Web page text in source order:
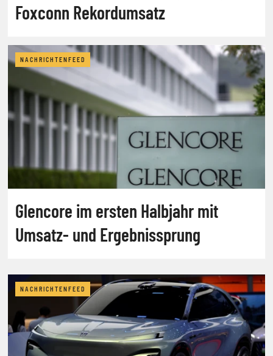
Foxconn Rekordumsatz
NACHRICHTENFEED
Glencore im ersten Halbjahr mit
Umsatz- und Ergebnissprung
NACHRICHTENFEED